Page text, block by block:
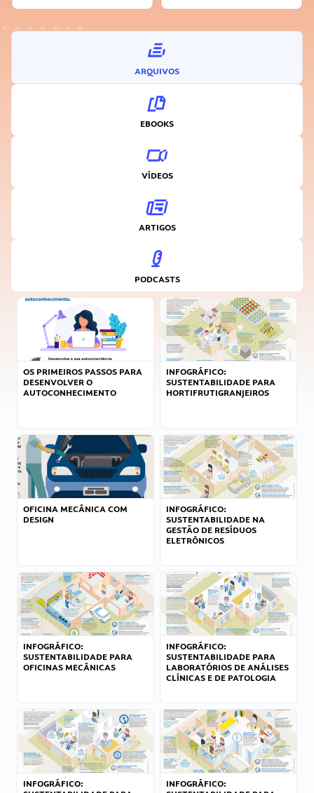
ARQUIVOS
EBOOKS
VÍDEOS
ARTIGOS
PODCASTS
OS PRIMEIROS PASSOS PARA
DESENVOLVER O
AUTOCONHECIMENTO
INFOGRÁFICO:
SUSTENTABILIDADE PARA
HORTIFRUTIGRANJEIROS
OFICINA MECÂNICA COM
DESIGN
INFOGRÁFICO:
SUSTENTABILIDADE NA
GESTÃO DE RESÍDUOS
ELETRÔNICOS
INFOGRÁFICO:
SUSTENTABILIDADE PARA
OFICINAS MECÂNICAS
INFOGRÁFICO:
SUSTENTABILIDADE PARA
LABORATÓRIOS DE ANÁLISES
CLÍNICAS E DE PATOLOGIA
INFOGRÁFICO:
INFOGRÁFICO: